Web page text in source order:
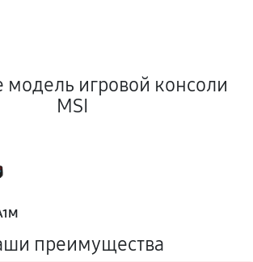
модель игровой консоли
MSI
преимущества